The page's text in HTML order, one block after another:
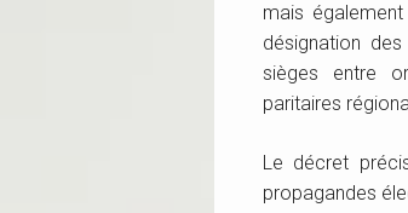
mais
désignation
sièges entre
paritaires
Le décret
propagandes